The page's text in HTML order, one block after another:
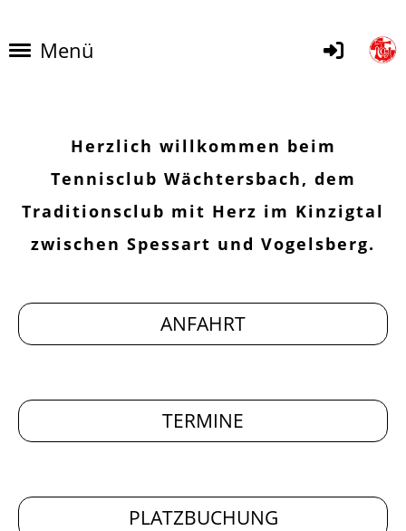
Menü
Herzlich willkommen beim
Tennisclub Wächtersbach, dem
Traditionsclub mit Herz im Kinzigtal
zwischen Spessart und Vogelsberg.
ANFAHRT
TERMINE
PLATZBUCHUNG